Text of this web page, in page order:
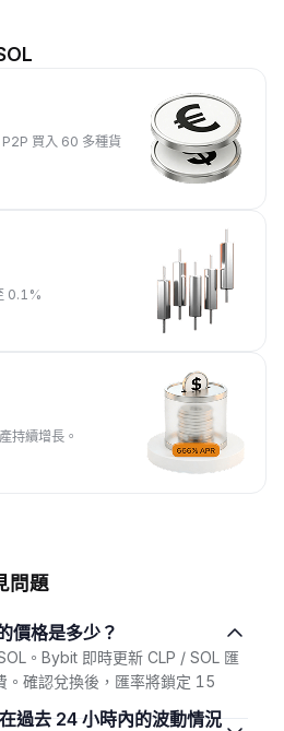
買入 60 多種貨
0.1%
持續增長。
問題
價格是多少？
。Bybit 即時更新 CLP / SOL 匯
。確認兌換後，匯率將鎖定 15